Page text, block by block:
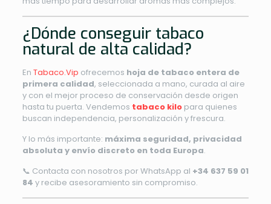
¿Dónde conseguir tabaco
natural de alta calidad?
En Tabaco.Vip ofrecemos hoja de tabaco entera de
primera calidad, seleccionada a mano, curada al aire
y con el mejor proceso de conservación desde origen
hasta tu puerta. Vendemos tabaco kilopara quienes
buscan independencia, personalización y frescura.
Y lo más importante: máxima seguridad, privacidad
absoluta y envío discreto en toda Europa.
📞 Contacta con nosotros por WhatsApp al +34 637 59 01
84 y recibe asesoramiento sin compromiso.